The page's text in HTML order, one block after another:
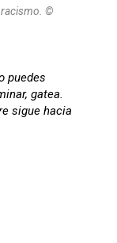
racismo. ©
puedes
gatea.
sigue hacia